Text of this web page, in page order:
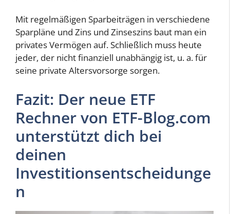
Mit regelmäßigen Sparbeiträgen in verschiedene
Sparpläne und Zins und Zinseszins baut man ein
privates Vermögen auf. Schließlich muss heute
jeder, der nicht finanziell unabhängig ist, u. a. für
seine private Altersvorsorge sorgen.
Fazit: Der neue ETF
Rechner von ETF-Blog.com
unterstützt dich bei
deinen
Investitionsentscheidunge
n